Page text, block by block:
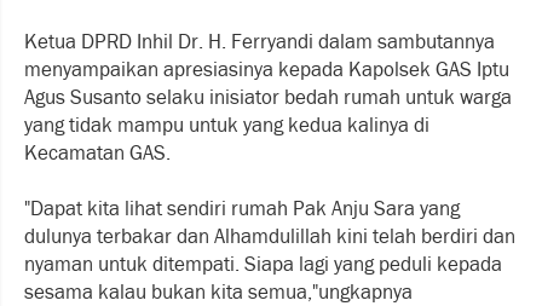
Ketua DPRD Inhil Dr. H. Ferryandi dalam sambutannya
menyampaikan apresiasinya kepada Kapolsek GAS Iptu
Agus Susanto selaku inisiator bedah rumah untuk warga
yang tidak mampu untuk yang kedua kalinya di
Kecamatan GAS.
"Dapat kita lihat sendiri rumah Pak Anju Sara yang
dulunya terbakar dan Alhamdulillah kini telah berdiri dan
nyaman untuk ditempati. Siapa lagi yang peduli kepada
sesama kalau bukan kita semua,"ungkapnya